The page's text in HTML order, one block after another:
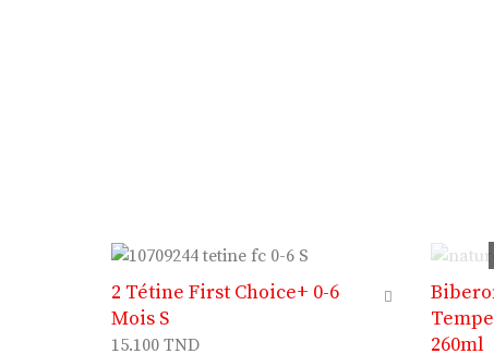
2 Tétine First Choice+ 0-6
Mois S
15.100 TND
260ml